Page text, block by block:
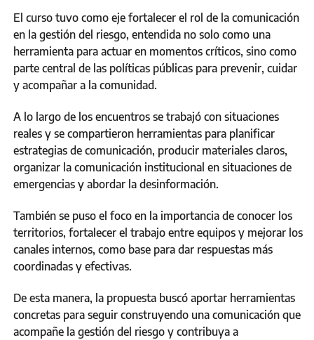
El curso tuvo como eje fortalecer el rol de la comunicación
en la gestión del riesgo, entendida no solo como una
herramienta para actuar en momentos críticos, sino como
parte central de las políticas públicas para prevenir, cuidar
y acompañar a la comunidad.
A lo largo de los encuentros se trabajó con situaciones
reales y se compartieron herramientas para planificar
estrategias de comunicación, producir materiales claros,
organizar la comunicación institucional en situaciones de
emergencias y abordar la desinformación.
También se puso el foco en la importancia de conocer los
territorios, fortalecer el trabajo entre equipos y mejorar los
canales internos, como base para dar respuestas más
coordinadas y efectivas.
De esta manera, la propuesta buscó aportar herramientas
concretas para seguir construyendo una comunicación que
acompañe la gestión del riesgo y contribuya a